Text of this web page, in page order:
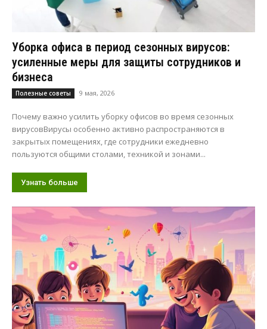
Уборка офиса в период сезонных вирусов:
усиленные меры для защиты сотрудников и
бизнеса
Полезные советы 9 мая, 2026
Почему важно усилить уборку офисов во время сезонных
вирусовВирусы особенно активно распространяются в
закрытых помещениях, где сотрудники ежедневно
пользуются общими столами, техникой и зонами...
Узнать больше